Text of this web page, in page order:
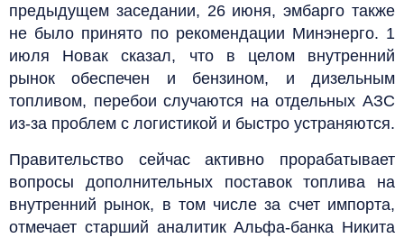
предыдущем заседании, 26 июня, эмбарго также
не было принято по рекомендации Минэнерго. 1
июля Новак сказал, что в целом внутренний
рынок обеспечен и бензином, и дизельным
топливом, перебои случаются на отдельных АЗС
из-за проблем с логистикой и быстро устраняются.
Правительство сейчас активно прорабатывает
вопросы дополнительных поставок топлива на
внутренний рынок, в том числе за счет импорта,
отмечает старший аналитик Альфа-банка Никита